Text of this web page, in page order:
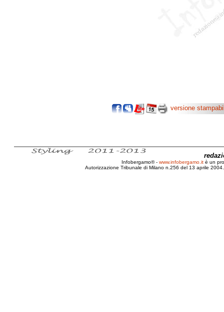
versione
Infobergamo® - www.infobergamo.it è un
Autorizzazione Tribunale di Milano n.256 del 13 aprile